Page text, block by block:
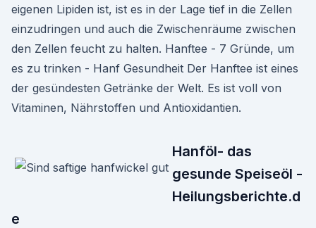
eigenen Lipiden ist, ist es in der Lage tief in die Zellen
einzudringen und auch die Zwischenräume zwischen
den Zellen feucht zu halten. Hanftee - 7 Gründe, um
es zu trinken - Hanf Gesundheit Der Hanftee ist eines
der gesündesten Getränke der Welt. Es ist voll von
Vitaminen, Nährstoffen und Antioxidantien.
Hanföl- das
gesunde Speiseöl -
Heilungsberichte.d
e